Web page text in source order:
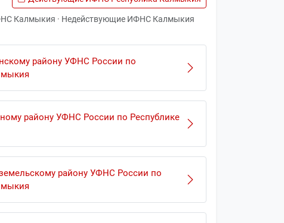
Калмыкия · Недействующие ИФНС Калмыкия
району УФНС России по
району УФНС России по Республике
району УФНС России по